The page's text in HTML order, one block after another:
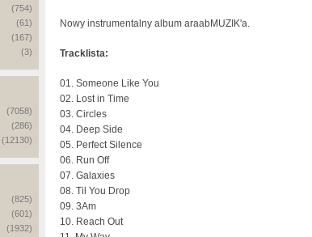
(754)
(61)
(167)
(3)
(7058)
(286)
(12130)
(825)
(601)
(1932)
Nowy instrumentalny album araabMUZIK'a.
Tracklista:
01. Someone Like You
02. Lost in Time
03. Circles
04. Deep Side
05. Perfect Silence
06. Run Off
07. Galaxies
08. Til You Drop
09. 3Am
10. Reach Out